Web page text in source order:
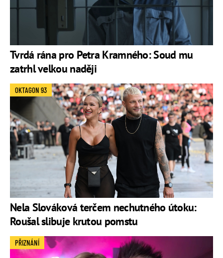
Tvrdá rána pro Petra Kramného: Soud mu
zatrhl velkou naději
Nela Slováková terčem nechutného útoku:
Roušal slibuje krutou pomstu
OKTAGON 93
PŘIZNÁNÍ